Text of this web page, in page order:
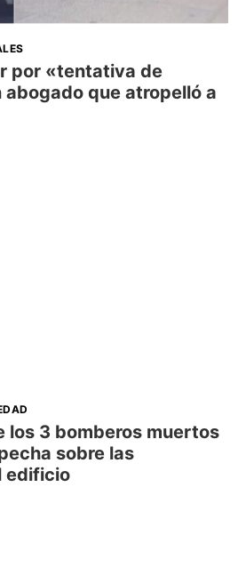
por «tentativa de
abogado que atropelló a
los 3 bomberos muertos
sobre las
edificio